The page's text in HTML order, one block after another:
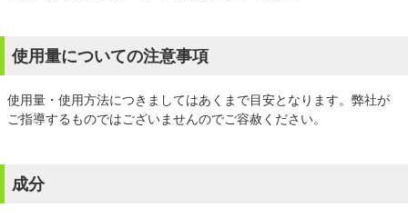
使用量についての注意事項
使用量・使用方法につきましてはあくまで目安となります。弊社が
ご指導するものではございませんのでご容赦ください。
成分